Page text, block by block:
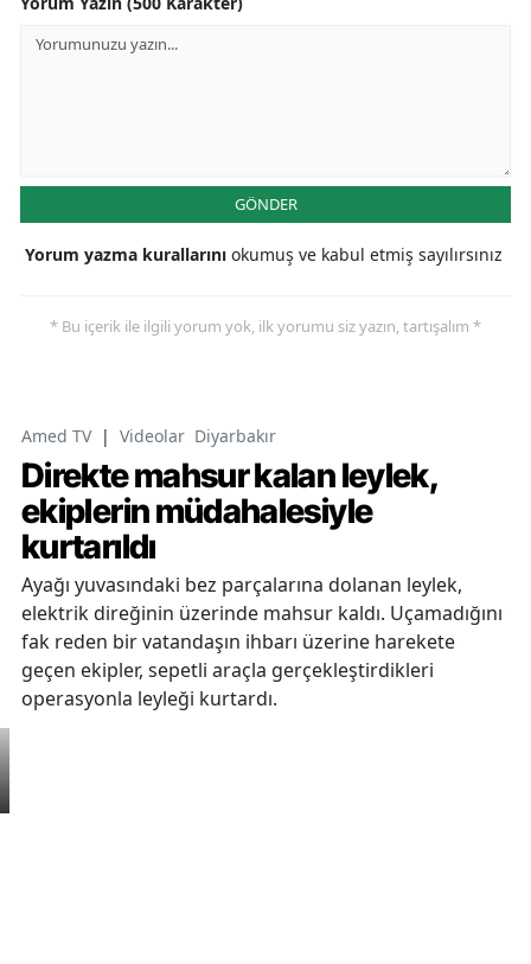
GÖNDER
Yorum yazma kurallarını okumuş ve kabul etmiş sayılırsınız
* Bu içerik ile ilgili yorum yok, ilk yorumu siz yazın, tartışalım *
Amed TV | Videolar Diyarbakır
Direkte mahsur kalan leylek,
ekiplerin müdahalesiyle
kurtarıldı
Ayağı yuvasındaki bez parçalarına dolanan leylek,
elektrik direğinin üzerinde mahsur kaldı. Uçamadığını
fak reden bir vatandaşın ihbarı üzerine harekete
geçen ekipler, sepetli araçla gerçekleştirdikleri
operasyonla leyleği kurtardı.